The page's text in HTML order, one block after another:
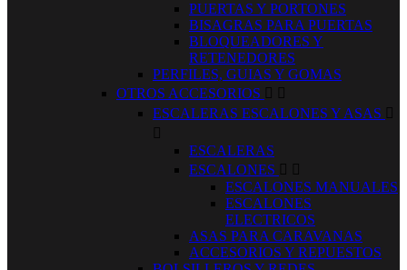
PUERTAS Y PORTONES
BISAGRAS PARA PUERTAS
BLOQUEADORES Y
RETENEDORES
PERFILES, GUIAS Y GOMAS
OTROS ACCESORIOS  
ESCALERAS ESCALONES Y ASAS 

ESCALERAS
ESCALONES  
ESCALONES MANUALES
ESCALONES
ELECTRICOS
ASAS PARA CARAVANAS
ACCESORIOS Y REPUESTOS